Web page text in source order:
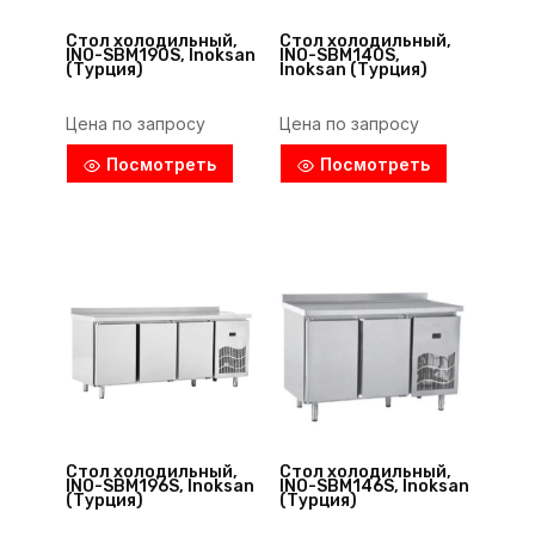
Стол холодильный,
INO-SBM190S, Inoksan
(Турция)
Цена по запросу
Посмотреть
Стол холодильный,
INO-SBM140S,
Inoksan (Турция)
Цена по запросу
Посмотреть
Стол холодильный,
INO-SBM196S, Inoksan
(Турция)
Стол холодильный,
INO-SBM146S, Inoksan
(Турция)